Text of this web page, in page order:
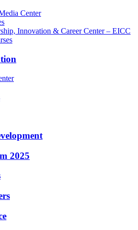
Center
Innovation & Career Center – EICC
2025